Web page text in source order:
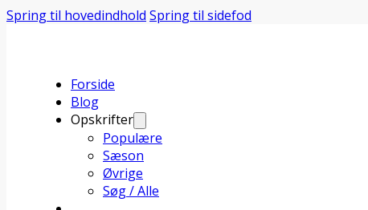
Spring til hovedindhold Spring til sidefod
Forside
Blog
Opskrifter
Populære
Sæson
Øvrige
Søg / Alle